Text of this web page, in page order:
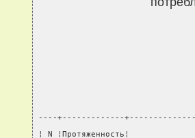
----+-------------
¦ N ¦Протяженность¦